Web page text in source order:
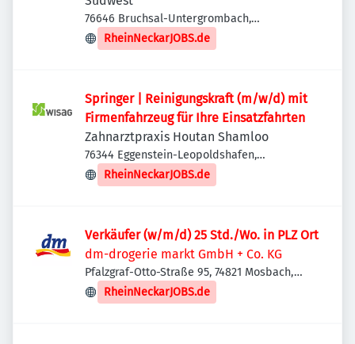
76646 Bruchsal-Untergrombach,
Deutschland
RheinNeckarJOBS.de
Springer | Reinigungskraft (m/w/d) mit
Firmenfahrzeug für Ihre Einsatzfahrten
Zahnarztpraxis Houtan Shamloo
76344 Eggenstein-Leopoldshafen,
Deutschland
RheinNeckarJOBS.de
Verkäufer (w/m/d) 25 Std./Wo. in PLZ Ort
dm-drogerie markt GmbH + Co. KG
Pfalzgraf-Otto-Straße 95, 74821 Mosbach,
Deutschland
RheinNeckarJOBS.de